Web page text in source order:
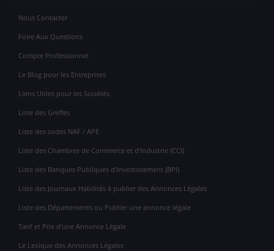
Nous Contacter
Foire Aux Questions
Compte Professionnel
Le Blog pour les Entreprises
Liens Utiles pour les Sociétés
Liste des Greffes
Liste des codes NAF / APE
Liste des Chambres de Commerce et d'Industrie (CCI)
Liste des Banques Publiques d'Investissement (BPI)
Liste des Journaux Habilités à publier des Annonces Légales
Liste des Départements ou Publier une annonce légale
Tarif et Prix d'une Annonce Légale
Le Lexique des Annonces Légales